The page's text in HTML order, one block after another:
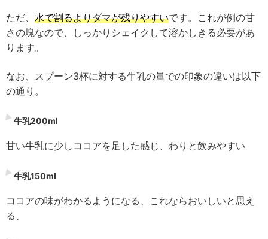
ただ、 水で割るよりダマが残りやすいです。これが例の甘
さの塊なので、しっかりシェイクして溶かしきる必要があ
ります。
なお、スプーン3杯に対する牛乳の量での印象の違いは以下
の通り。
牛乳200ml
甘い牛乳に少しココアを足した感じ、わりと飲みやすい
牛乳150ml
ココアの味がわかるようになる、これならおいしいと思え
る、